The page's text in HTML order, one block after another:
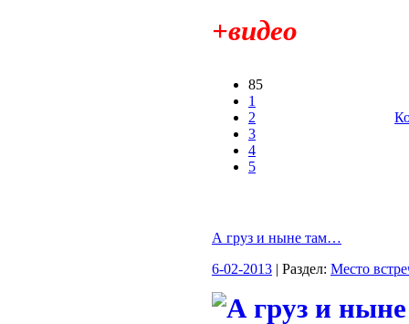
+видео
85
1
2
3
4
5
А груз и ныне там…
6-02-2013 | Раздел: Место